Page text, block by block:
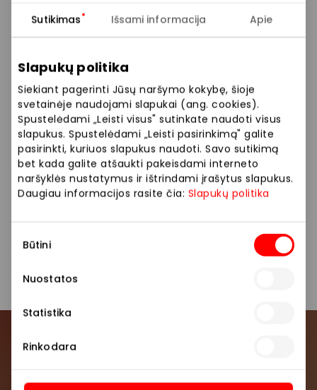
Sutikimas Išsami informacija Apie
Slapukų politika
Siekiant pagerinti Jūsų naršymo kokybę, šioje
svetainėje naudojami slapukai (ang. cookies).
Spustelėdami „Leisti visus" sutinkate naudoti visus
slapukus. Spustelėdami „Leisti pasirinkimą" galite
pasirinkti, kuriuos slapukus naudoti. Savo sutikimą
bet kada galite atšaukti pakeisdami interneto
naršyklės nustatymus ir ištrindami įrašytus slapukus.
Daugiau informacijos rasite čia: Slapukų politika
pasirinkimas
Būtini
Nuostatos
Statistika
Rinkodara
Žaismingos margaspalvės pižamos, laisvalaikio
drabužiai, jaukūs namų rūbai, dailūs maudymosi
kostiumėliai, elegantiškas apatinis trikotažas
pradžiugins kiekvieną dailiosios lyties atstovę.
Siūlome platų prekių pasirinkimą: apatinis trikotažas,
liemenėlės, kelnaitės, pižamos, chalatai, namų
apranga.
„Etam Lingerie“ – tai prancūziškas rafinuotumas,
Prisijunkite prie mūsų